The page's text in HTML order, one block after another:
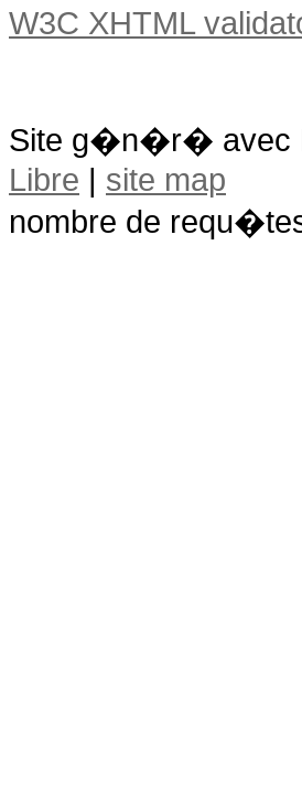
W3C XHTML
Site g�n�r� avec
Libre | site map
nombre de